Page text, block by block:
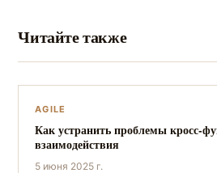
Читайте также
AGILE
Как устранить проблемы кросс-
взаимодействия
5 июня 2025 г.